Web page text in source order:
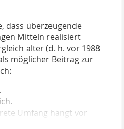
dass überzeugende
Mitteln realisiert
alter (d. h. vor 1988
möglicher Beitrag zur
Umfang hängt vor